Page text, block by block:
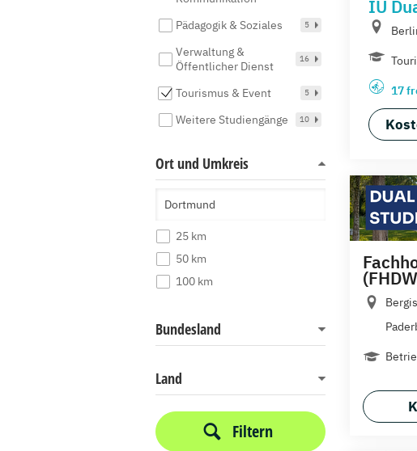
Pädagogik & Soziales 5
Verwaltung &
Öffentlicher Dienst
16
Tourismus & Event 5
Weitere Studiengänge 10
Ort und Umkreis
25 km
50 km
100 km
Bundesland
Land
Filtern
IU
17